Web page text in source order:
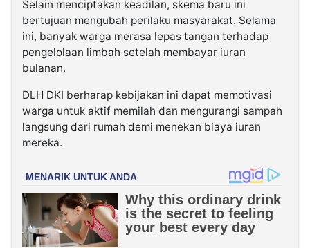
Selain menciptakan keadilan, skema baru ini
bertujuan mengubah perilaku masyarakat. Selama
ini, banyak warga merasa lepas tangan terhadap
pengelolaan limbah setelah membayar iuran
bulanan.
DLH DKI berharap kebijakan ini dapat memotivasi
warga untuk aktif memilah dan mengurangi sampah
langsung dari rumah demi menekan biaya iuran
mereka.